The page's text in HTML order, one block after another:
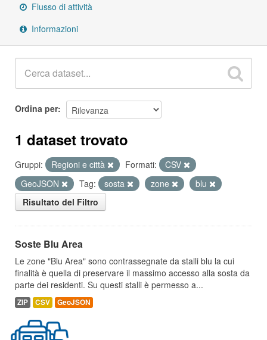
Flusso di attività
Informazioni
Ordina per
1 dataset trovato
Gruppi: Regioni e città Formati:
CSV
GeoJSON
Tag: sosta zone
blu
Risultato del Filtro
Soste Blu Area
Le zone "Blu Area" sono contrassegnate da stalli blu la cui
finalità è quella di preservare il massimo accesso alla sosta da
parte dei residenti. Su questi stalli è permesso a...
ZIP CSV GeoJSON